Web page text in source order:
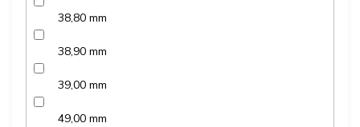
38,80 mm
38,90 mm
39,00 mm
49,00 mm